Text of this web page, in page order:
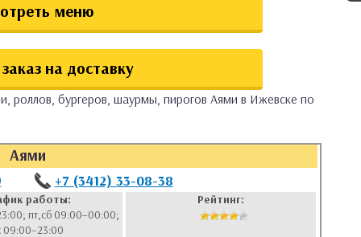
меню
на доставку
роллов, бургеров, шаурмы, пирогов Аями в Ижевске по
Аями
+7 (3412) 33-08-38
работы:
пт,сб 09:00–00:00;
09:00–23:00
Рейтинг: